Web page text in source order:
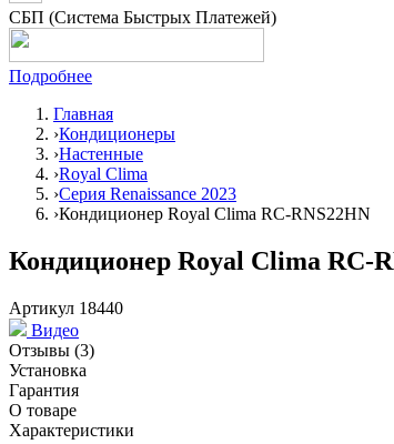
СБП (Система Быстрых Платежей)
Подробнее
Главная
Кондиционеры
Настенные
Royal Clima
Серия Renaissance 2023
Кондиционер Royal Clima RC-RNS22HN
Кондиционер Royal Clima RC-
Артикул 18440
Видео
Отзывы (3)
Установка
Гарантия
О товаре
Характеристики